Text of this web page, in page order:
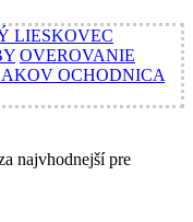
LIESKOVEC
OVEROVANIE
OCHODNICA
najvhodnejší pre